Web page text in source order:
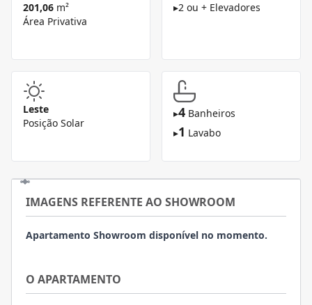
201,06 m²
Área Privativa
▸2 ou + Elevadores
Leste
Posição Solar
▸4 Banheiros
▸1 Lavabo
IMAGENS REFERENTE AO SHOWROOM
Apartamento Showroom disponível no momento.
O APARTAMENTO